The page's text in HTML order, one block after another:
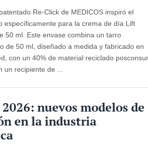
Re-Click de MEDICOS inspiró el
específicamente para la crema de día Lift
50 ml. Este envase combina un tarro
de 50 ml, diseñado a medida y fabricado en
con un 40% de material reciclado
un recipiente de ...
nuevos modelos de
en la industria